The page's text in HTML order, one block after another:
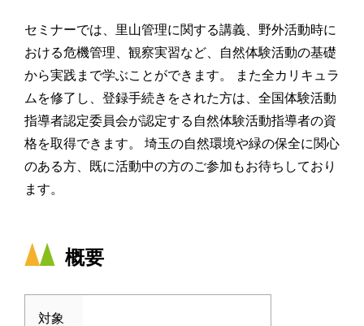
セミナーでは、里山管理に関する講義、野外活動時に
おける危機管理、観察実習など、自然体験活動の基礎
から実践まで学ぶことができます。 また全カリキュラ
ムを修了し、登録手続きをされた方は、全国体験活動
指導者認定委員会が認定する自然体験活動指導者の資
格を取得できます。 埼玉の自然環境や緑の保全に関心
のある方、既に活動中の方のご参加もお待ちしており
ます。
概要
対象